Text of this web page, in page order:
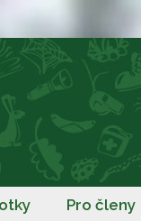
Pro členy